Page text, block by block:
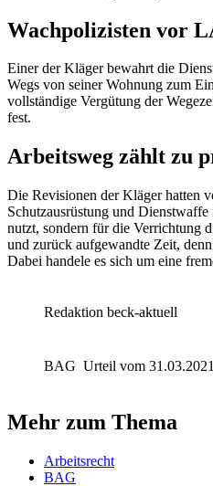
Wachpolizisten vor
Einer der Kläger bewahrt die
Wegs von seiner Wohnung zum
vollständige Vergütung der
fest.
Arbeitsweg zählt zu
Die Revisionen der Kläger hatten
Schutzausrüstung und
nutzt, sondern für die Verrichtung
und zurück aufgewandte Zeit,
Dabei handele es sich um eine
Redaktion beck-aktuell
BAG Urteil vom 31.03.2021
Mehr zum Thema
Arbeitsrecht
BAG